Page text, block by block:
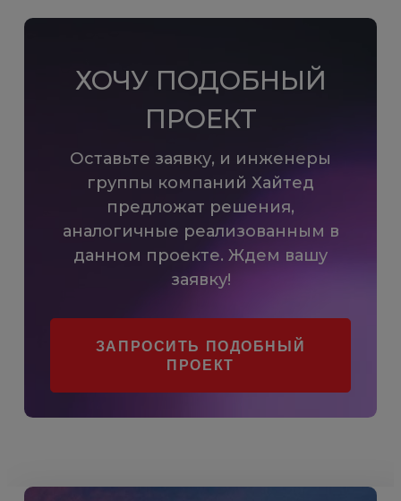
ХОЧУ ПОДОБНЫЙ
ПРОЕКТ
Оставьте заявку, и инженеры
группы компаний Хайтед
предложат решения,
аналогичные реализованным в
данном проекте. Ждем вашу
заявку!
ЗАПРОСИТЬ ПОДОБНЫЙ
ПРОЕКТ